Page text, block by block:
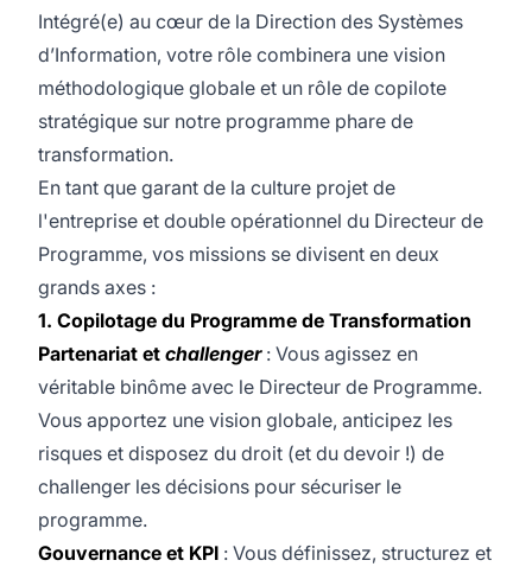
Intégré(e) au cœur de la Direction des Systèmes
d’Information, votre rôle combinera une vision
méthodologique globale et un rôle de copilote
stratégique sur notre programme phare de
transformation.
En tant que garant de la culture projet de
l'entreprise et double opérationnel du Directeur de
Programme, vos missions se divisent en deux
grands axes :
1. Copilotage du Programme de Transformation
Partenariat et challenger : Vous agissez en
véritable binôme avec le Directeur de Programme.
Vous apportez une vision globale, anticipez les
risques et disposez du droit (et du devoir !) de
challenger les décisions pour sécuriser le
programme.
Gouvernance et KPI : Vous définissez, structurez et